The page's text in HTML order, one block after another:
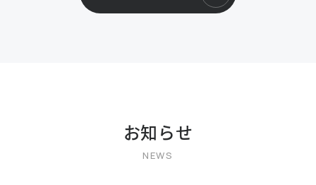
お知らせ